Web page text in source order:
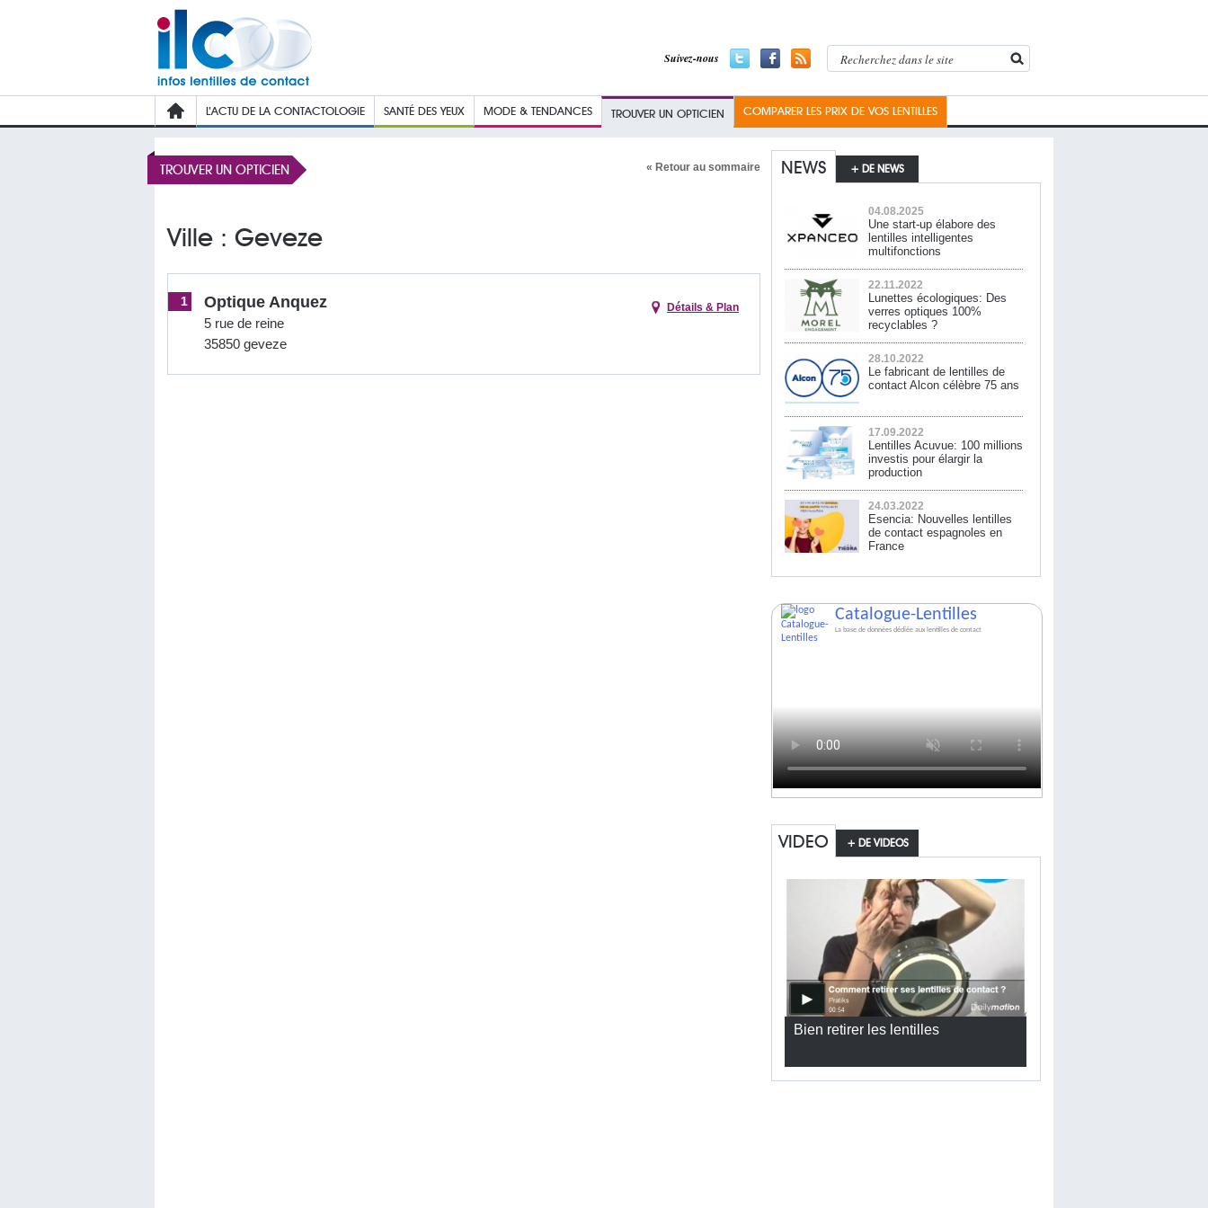
Suivez-nous
L’ACTU DE LA CONTACTOLOGIE SANTÉ DES YEUX MODE & TENDANCES TROUVER UN OPTICIEN COMPARER LES PRIX DE VOS LENTILLES
TROUVER UN OPTICIEN « Retour au sommaire
Ville : Geveze
1 Optique Anquez
5 rue de reine
35850 geveze
Détails & Plan
NEWS + DE NEWS
04.08.2025
Une start-up élabore des
lentilles intelligentes
multifonctions
22.11.2022
Lunettes écologiques: Des
verres optiques 100%
recyclables ?
28.10.2022
Le fabricant de lentilles de
contact Alcon célèbre 75 ans
17.09.2022
Lentilles Acuvue: 100 millions
investis pour élargir la
production
24.03.2022
Esencia: Nouvelles lentilles
de contact espagnoles en
France
Catalogue-Lentilles
La base de données dédiée aux lentilles de contact
VIDEO + DE VIDEOS
Bien retirer les lentilles